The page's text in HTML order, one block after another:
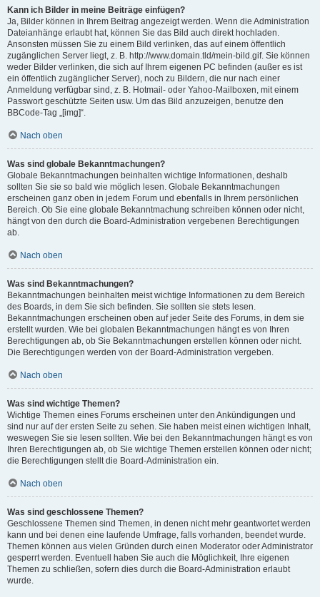
Kann ich Bilder in meine Beiträge einfügen?
Ja, Bilder können in Ihrem Beitrag angezeigt werden. Wenn die Administration
Dateianhänge erlaubt hat, können Sie das Bild auch direkt hochladen.
Ansonsten müssen Sie zu einem Bild verlinken, das auf einem öffentlich
zugänglichen Server liegt, z. B. http://www.domain.tld/mein-bild.gif. Sie können
weder Bilder verlinken, die sich auf Ihrem eigenen PC befinden (außer es ist
ein öffentlich zugänglicher Server), noch zu Bildern, die nur nach einer
Anmeldung verfügbar sind, z. B. Hotmail- oder Yahoo-Mailboxen, mit einem
Passwort geschützte Seiten usw. Um das Bild anzuzeigen, benutze den
BBCode-Tag „[img]“.
Nach oben
Was sind globale Bekanntmachungen?
Globale Bekanntmachungen beinhalten wichtige Informationen, deshalb
sollten Sie sie so bald wie möglich lesen. Globale Bekanntmachungen
erscheinen ganz oben in jedem Forum und ebenfalls in Ihrem persönlichen
Bereich. Ob Sie eine globale Bekanntmachung schreiben können oder nicht,
hängt von den durch die Board-Administration vergebenen Berechtigungen
ab.
Nach oben
Was sind Bekanntmachungen?
Bekanntmachungen beinhalten meist wichtige Informationen zu dem Bereich
des Boards, in dem Sie sich befinden. Sie sollten sie stets lesen.
Bekanntmachungen erscheinen oben auf jeder Seite des Forums, in dem sie
erstellt wurden. Wie bei globalen Bekanntmachungen hängt es von Ihren
Berechtigungen ab, ob Sie Bekanntmachungen erstellen können oder nicht.
Die Berechtigungen werden von der Board-Administration vergeben.
Nach oben
Was sind wichtige Themen?
Wichtige Themen eines Forums erscheinen unter den Ankündigungen und
sind nur auf der ersten Seite zu sehen. Sie haben meist einen wichtigen Inhalt,
weswegen Sie sie lesen sollten. Wie bei den Bekanntmachungen hängt es von
Ihren Berechtigungen ab, ob Sie wichtige Themen erstellen können oder nicht;
die Berechtigungen stellt die Board-Administration ein.
Nach oben
Was sind geschlossene Themen?
Geschlossene Themen sind Themen, in denen nicht mehr geantwortet werden
kann und bei denen eine laufende Umfrage, falls vorhanden, beendet wurde.
Themen können aus vielen Gründen durch einen Moderator oder Administrator
gesperrt werden. Eventuell haben Sie auch die Möglichkeit, Ihre eigenen
Themen zu schließen, sofern dies durch die Board-Administration erlaubt
wurde.